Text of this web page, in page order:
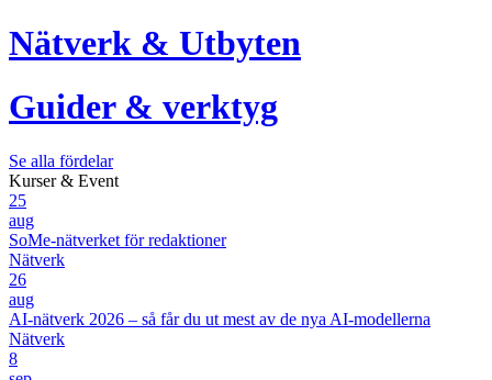
Nätverk & Utbyten
Guider & verktyg
Se alla fördelar
Kurser & Event
25
aug
SoMe-nätverket för redaktioner
Nätverk
26
aug
AI-nätverk 2026 – så får du ut mest av de nya AI-modellerna
Nätverk
8